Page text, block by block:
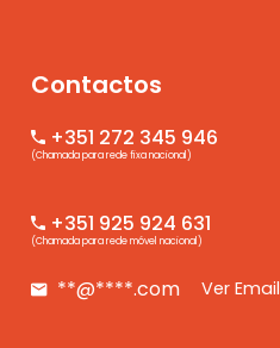
Contactos
+351 272 345 946
(Chamada para rede fixa nacional)
+351 925 924 631
(Chamada para rede móvel nacional)
**@****.com Ver Email